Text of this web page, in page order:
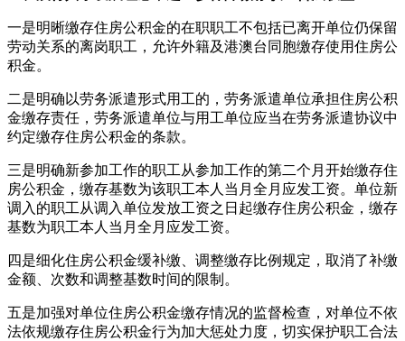
一是明晰缴存住房公积金的在职职工不包括已离开单位仍保留
劳动关系的离岗职工，允许外籍及港澳台同胞缴存使用住房公
积金。
二是明确以劳务派遣形式用工的，劳务派遣单位承担住房公积
金缴存责任，劳务派遣单位与用工单位应当在劳务派遣协议中
约定缴存住房公积金的条款。
三是明确新参加工作的职工从参加工作的第二个月开始缴存住
房公积金，缴存基数为该职工本人当月全月应发工资。单位新
调入的职工从调入单位发放工资之日起缴存住房公积金，缴存
基数为职工本人当月全月应发工资。
四是细化住房公积金缓补缴、调整缴存比例规定，取消了补缴
金额、次数和调整基数时间的限制。
五是加强对单位住房公积金缴存情况的监督检查，对单位不依
法依规缴存住房公积金行为加大惩处力度，切实保护职工合法